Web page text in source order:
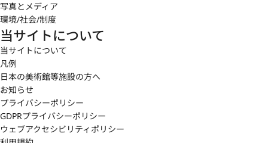
写真とメディア
環境/社会/制度
当サイトについて
当サイトについて
凡例
日本の美術館等施設の方へ
お知らせ
プライバシーポリシー
GDPRプライバシーポリシー
ウェブアクセシビリティポリシー